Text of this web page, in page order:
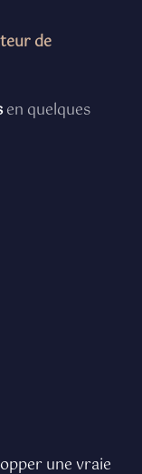
de
en quelques
une vraie